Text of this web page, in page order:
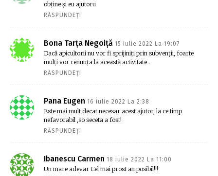
obține și eu ajutoru
RĂSPUNDEȚI
Bona Tarța Negoiță 15 iulie 2022 La 19:07
Dacă apicultorii nu vor fi sprijiniți prin subvenții, foarte
mulți vor renunța la această activitate .
RĂSPUNDEȚI
Pana Eugen 16 iulie 2022 La 2:38
Este mai mult decat necesar acest ajutor, la ce timp
nefavorabil ,so seceta a fost!
RĂSPUNDEȚI
Ibanescu Carmen 18 iulie 2022 La 11:00
Un mare adevar Cel mai prost an posibil!!!